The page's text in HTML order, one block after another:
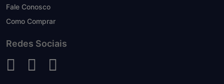
Fale Conosco
Como Comprar
Redes Sociais